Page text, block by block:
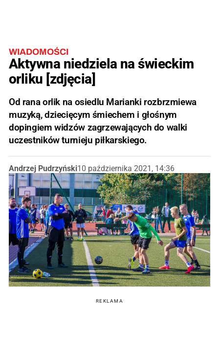
WIADOMOŚCI
Aktywna niedziela na świeckim
orliku [zdjęcia]
Od rana orlik na osiedlu Marianki rozbrzmiewa
muzyką, dziecięcym śmiechem i głośnym
dopingiem widzów zagrzewających do walki
uczestników turnieju piłkarskiego.
Andrzej Pudrzyński10 października 2021, 14:36
REKLAMA